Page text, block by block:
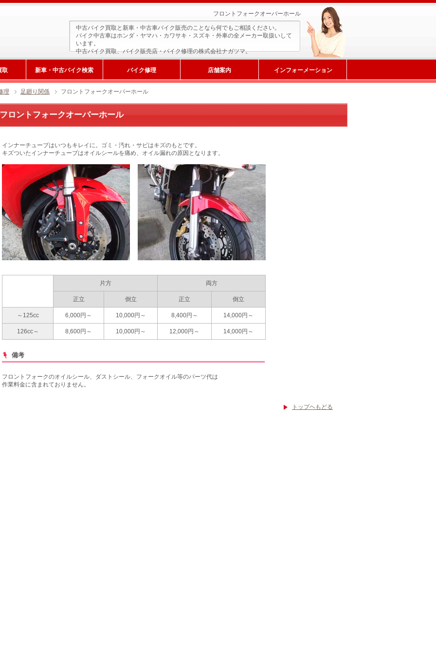
フロントフォークオーバーホール
中古バイク買取と新車・中古車バイク販売のことなら何でもご相談ください。
バイク中古車はホンダ・ヤマハ・カワサキ・スズキ・外車の全メーカー取扱いして
います。
中古バイク買取、バイク販売店・バイク修理の株式会社ナガツマ。
取 新車・中古バイク検索 バイク修理 店舗案内 インフォーメーション
理 足廻り関係 フロントフォークオーバーホール
フロントフォークオーバーホール
インナーチューブはいつもキレイに。ゴミ・汚れ・サビはキズのもとです。
キズついたインナーチューブはオイルシールを痛め、オイル漏れの原因となります。
片方 両方
正立 倒立 正立 倒立
～125cc 6,000円～ 10,000円～ 8,400円～ 14,000円～
126cc～ 8,600円～ 10,000円～ 12,000円～ 14,000円～
備考
フロントフォークのオイルシール、ダストシール、フォークオイル等のパーツ代は
作業料金に含まれておりません。
トップヘもどる
新車検索
サービス工場